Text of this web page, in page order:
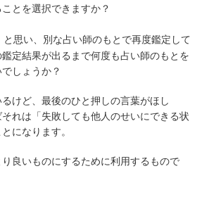
とを選択できますか？
と思い、別な占い師のもとで再度鑑定して
定結果が出るまで何度も占い師のもとを
しょうか？
けど、最後のひと押しの言葉がほし
れは「失敗しても他人のせいにできる状
になります。
良いものにするために利用するもので